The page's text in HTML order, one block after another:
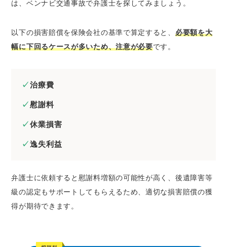
は、ベンナビ交通事故で弁護士を探してみましょう。
以下の損害賠償を保険会社の基準で算定すると、 必要額を大
幅に下回るケースが多いため、注意が必要です。
治療費
慰謝料
休業損害
逸失利益
弁護士に依頼すると慰謝料増額の可能性が高く、後遺障害等
級の認定もサポートしてもらえるため、適切な損害賠償の獲
得が期待できます。